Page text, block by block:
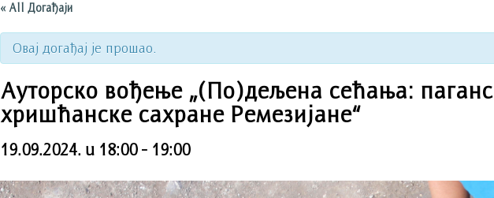
« All Догађаји
Овај догађај је прошао.
Ауторско вођење „(По)дељена сећања:
хришћанске сахране Ремезијане“
19.09.2024. u 18:00- 19:00